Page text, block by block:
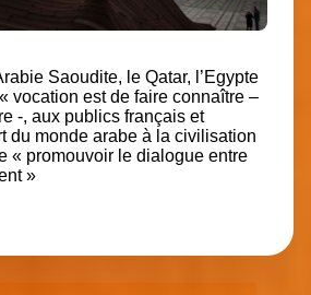
Saoudite, le Qatar, l’Egypte
vocation est de faire connaître –
-, aux publics français et
du monde arabe à la civilisation
« promouvoir le dialogue entre
»